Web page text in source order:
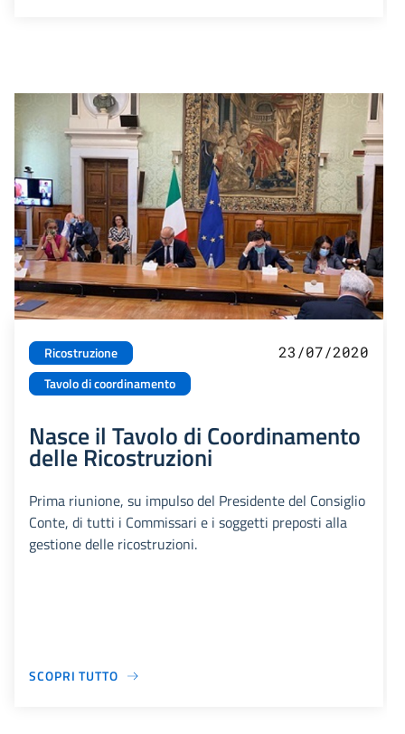
Ricostruzione
Tavolo di coordinamento
23/07/2020
Nasce il Tavolo di Coordinamento
delle Ricostruzioni
Prima riunione, su impulso del Presidente del Consiglio
Conte, di tutti i Commissari e i soggetti preposti alla
gestione delle ricostruzioni.
SCOPRI TUTTO